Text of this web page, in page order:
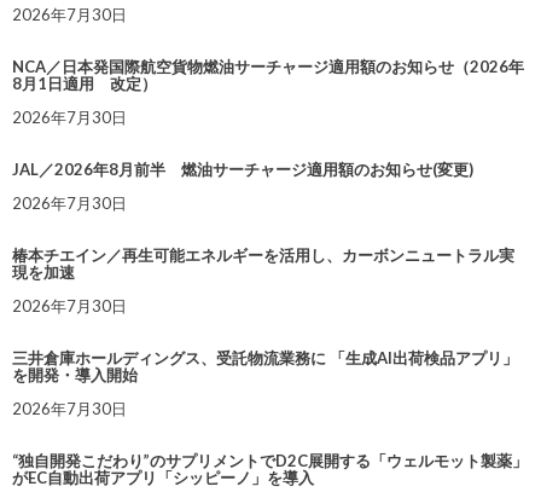
2026年7月30日
NCA／日本発国際航空貨物燃油サーチャージ適用額のお知らせ（2026年
8月1日適用 改定）
2026年7月30日
JAL／2026年8月前半 燃油サーチャージ適用額のお知らせ(変更)
2026年7月30日
椿本チエイン／再生可能エネルギーを活用し、カーボンニュートラル実
現を加速
2026年7月30日
三井倉庫ホールディングス、受託物流業務に 「生成AI出荷検品アプリ」
を開発・導入開始
2026年7月30日
“独自開発こだわり”のサプリメントでD2C展開する「ウェルモット製薬」
がEC自動出荷アプリ「シッピーノ」を導入